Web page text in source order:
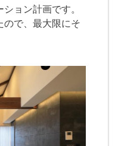
ョン計画です。
ので、最大限にそ